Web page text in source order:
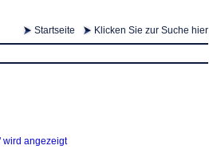
Startseite Klicken Sie zur Suche hier
wird angezeigt